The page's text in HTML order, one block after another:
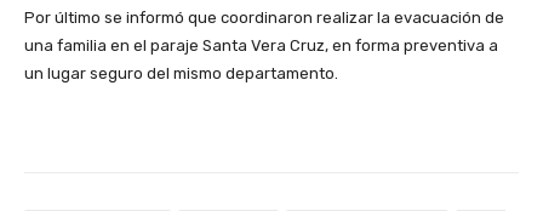
Por último se informó que coordinaron realizar la evacuación de
una familia en el paraje Santa Vera Cruz, en forma preventiva a
un lugar seguro del mismo departamento.